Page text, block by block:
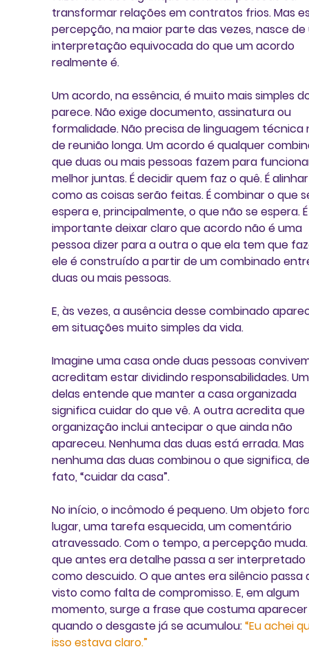
transformar relações em contratos frios. Mas
percepção, na maior parte das vezes, nasce
interpretação equivocada do que um acordo
realmente é.
Um acordo, na essência, é muito mais simples
parece. Não exige documento, assinatura ou
formalidade. Não precisa de linguagem
de reunião longa. Um acordo é qualquer
que duas ou mais pessoas fazem para
melhor juntas. É decidir quem faz o quê. É
como as coisas serão feitas. É combinar o que
espera e, principalmente, o que não se espera.
importante deixar claro que acordo não é uma
pessoa dizer para a outra o que ela tem que
ele é construído a partir de um combinado
duas ou mais pessoas.
E, às vezes, a ausência desse combinado
em situações muito simples da vida.
Imagine uma casa onde duas pessoas
acreditam estar dividindo responsabilidades.
delas entende que manter a casa organizada
significa cuidar do que vê. A outra acredita que
organização inclui antecipar o que ainda não
apareceu. Nenhuma das duas está errada. Mas
nenhuma das duas combinou o que significa,
fato, “cuidar da casa”.
No início, o incômodo é pequeno. Um objeto
lugar, uma tarefa esquecida, um comentário
atravessado. Com o tempo, a percepção
que antes era detalhe passa a ser interpretado
como descuido. O que antes era silêncio passa
visto como falta de compromisso. E, em algum
momento, surge a frase que costuma
quando o desgaste já se acumulou: “Eu achei
isso estava claro.”